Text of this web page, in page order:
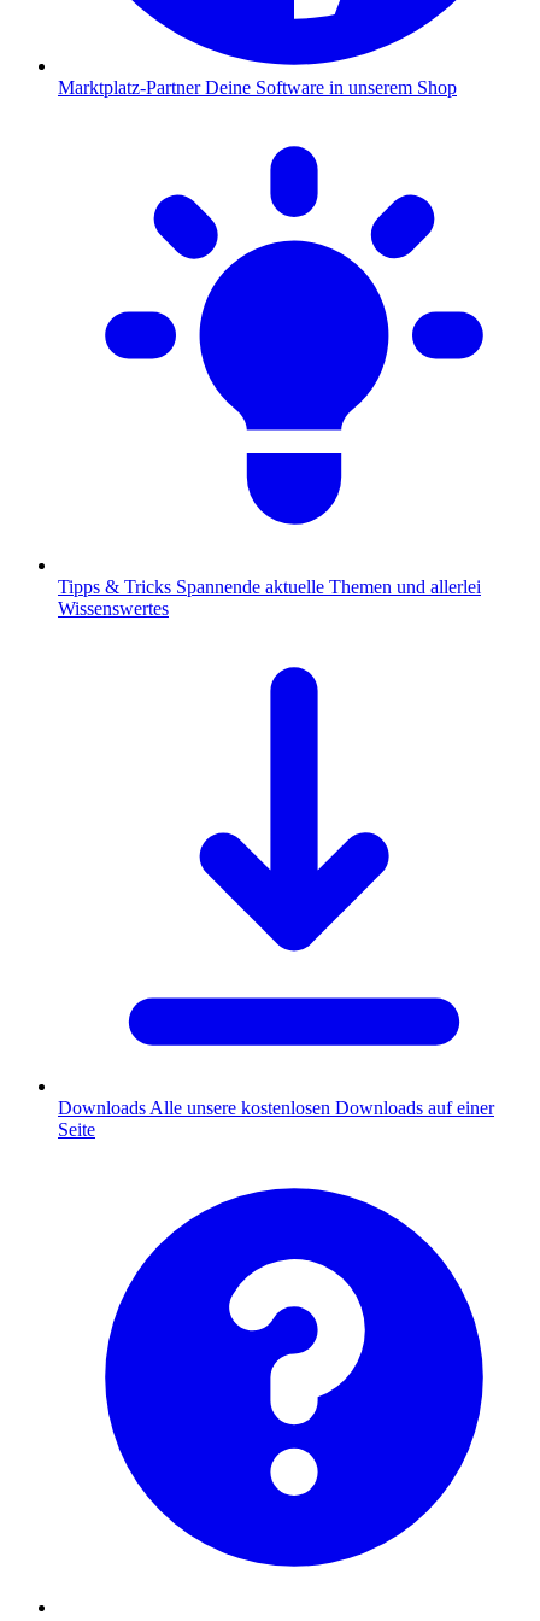
Marktplatz-Partner Deine Software in unserem Shop
Tipps & Tricks Spannende aktuelle Themen und allerlei
Wissenswertes
Downloads Alle unsere kostenlosen Downloads auf einer
Seite